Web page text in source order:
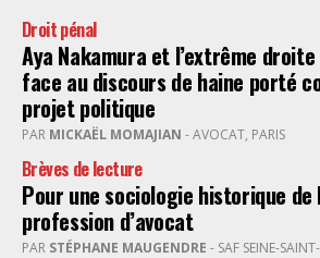
Droit pénal
Aya Nakamura et l’extrême
face au discours de haine porté
projet politique
PAR MICKAËL MOMAJIAN - AVOCAT, PARIS
Brèves de lecture
Pour une sociologie historique de la
profession d’avocat
PAR STÉPHANE MAUGENDRE - SAF SEINE-